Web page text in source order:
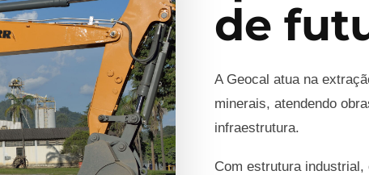
de
A Geocal atua na
minerais, atendendo
infraestrutura.
Com estrutura